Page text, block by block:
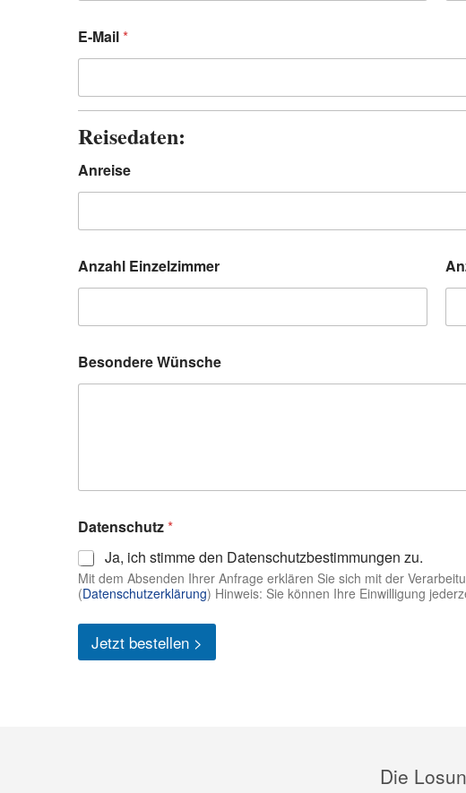
E-Mail*
Reisedaten:
Anreise
Anzahl Einzelzimmer
Besondere Wünsche
Datenschutz*
Ja, ich stimme den Datenschutzbestimmungen zu.
Mit dem Absenden Ihrer Anfrage erklären Sie sich mit der
(Datenschutzerklärung) Hinweis: Sie können Ihre Einwilligung
Jetzt bestellen >
Die